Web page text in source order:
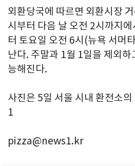
외환당국에 따르면 외환시장
시부터 다음 날 오전 2시까지
터 토요일 오전 6시(뉴욕 서머
난다. 주말과 1월 1일을 제외
능해진다.
사진은 5일 서울 시내 환전소
1
pizza@news1.kr